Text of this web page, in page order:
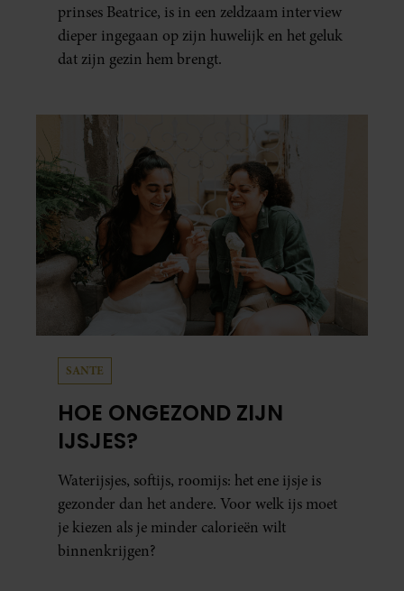
prinses Beatrice, is in een zeldzaam interview
dieper ingegaan op zijn huwelijk en het geluk
dat zijn gezin hem brengt.
SANTE
HOE ONGEZOND ZIJN
IJSJES?
Waterijsjes, softijs, roomijs: het ene ijsje is
gezonder dan het andere. Voor welk ijs moet
je kiezen als je minder calorieën wilt
binnenkrijgen?